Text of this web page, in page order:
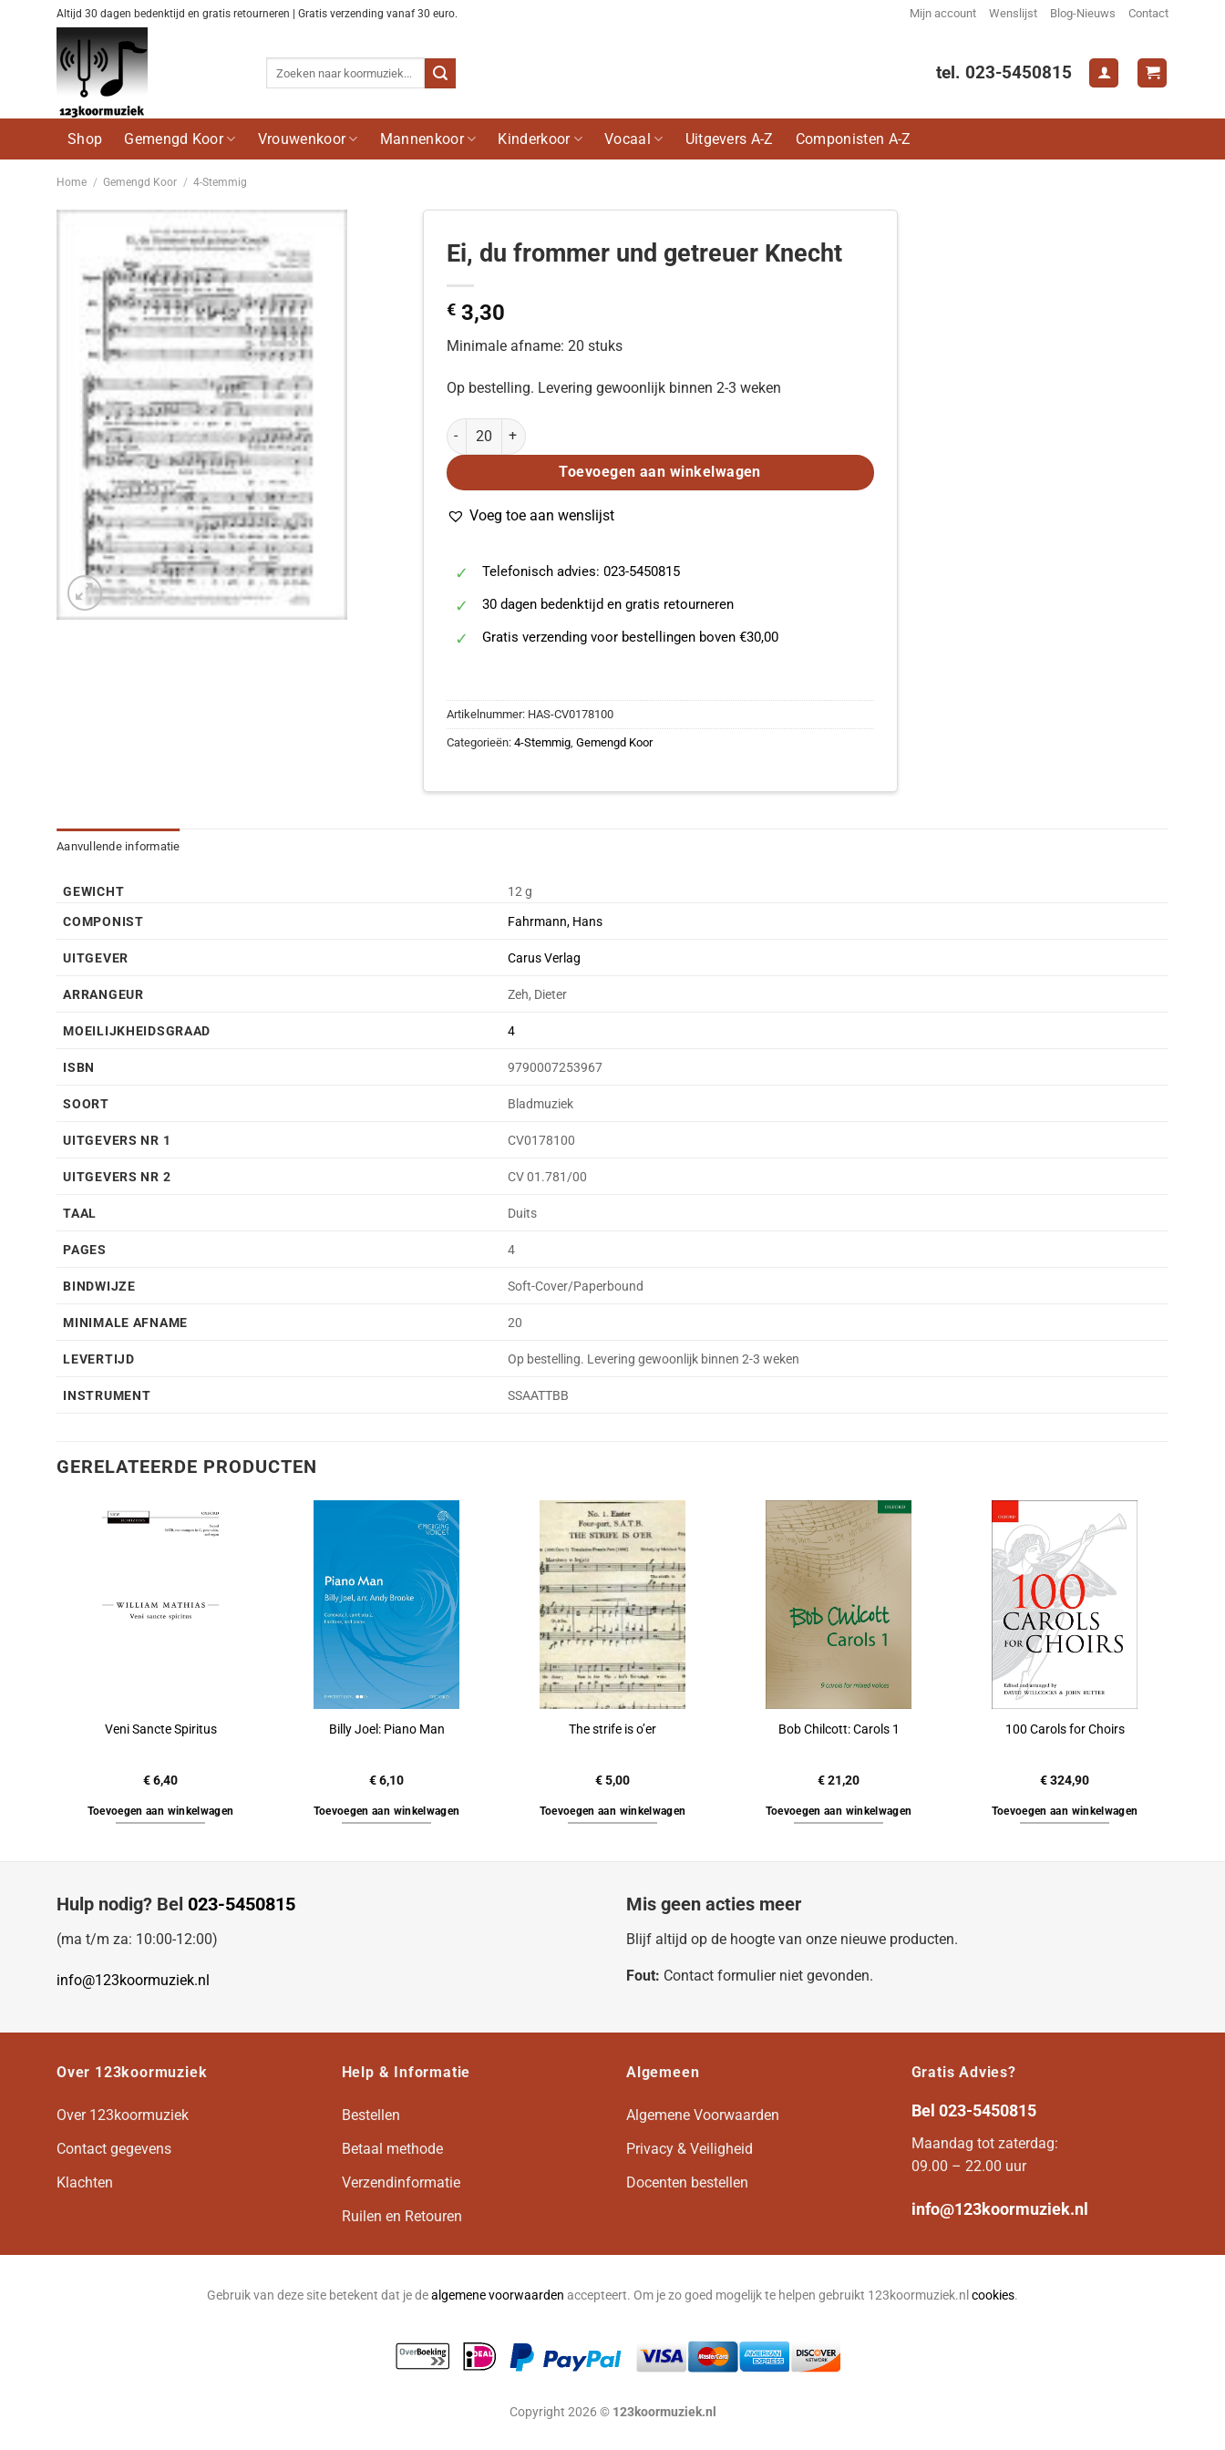
Altijd 30 dagen bedenktijd en gratis retourneren | Gratis verzending vanaf 30 euro. Mijn account Wenslijst Blog-Nieuws Contact
tel. 023-5450815
Shop Gemengd Koor Vrouwenkoor Mannenkoor Kinderkoor Vocaal Uitgevers A-Z Componisten A-Z
Home / Gemengd Koor / 4-Stemmig
Voeg
toe aan
wenslijst
Ei, du frommer und getreuer Knecht
€3,30
Minimale afname: 20 stuks
Op bestelling. Levering gewoonlijk binnen 2-3 weken
Ei, du frommer und getreuer Knecht aantal
Toevoegen aan winkelwagen
Voeg toe aan wenslijst
Telefonisch advies: 023-5450815
30 dagen bedenktijd en gratis retourneren
Gratis verzending voor bestellingen boven €30,00
Artikelnummer: HAS-CV0178100
Categorieën: 4-Stemmig, Gemengd Koor
Aanvullende informatie
GEWICHT
12 g
COMPONIST
Fahrmann, Hans
UITGEVER Carus Verlag
ARRANGEUR Zeh, Dieter
MOEILIJKHEIDSGRAAD 4
ISBN 9790007253967
SOORT Bladmuziek
UITGEVERS NR 1 CV0178100
UITGEVERS NR 2 CV 01.781/00
TAAL Duits
PAGES 4
BINDWIJZE Soft-Cover/Paperbound
MINIMALE AFNAME 20
LEVERTIJD Op bestelling. Levering gewoonlijk binnen 2-3 weken
INSTRUMENT SSAATTBB
GERELATEERDE PRODUCTEN
Veni Sancte Spiritus
€6,40
Toevoegen aan winkelwagen
Billy Joel: Piano Man
€6,10
Toevoegen aan winkelwagen
The strife is o’er
€5,00
Toevoegen aan winkelwagen
Bob Chilcott: Carols 1
€21,20
Toevoegen aan winkelwagen
100 Carols for Choirs
€324,90
Toevoegen aan winkelwagen
Hulp nodig? Bel 023-5450815
(ma t/m za: 10:00-12:00)
info@123koormuziek.nl
Mis geen acties meer
Blijf altijd op de hoogte van onze nieuwe producten.
Fout: Contact formulier niet gevonden.
Over 123koormuziek
Over 123koormuziek
Contact gegevens
Klachten
Help & Informatie
Bestellen
Betaal methode
Verzendinformatie
Ruilen en Retouren
Algemeen
Algemene Voorwaarden
Privacy & Veiligheid
Docenten bestellen
Gratis Advies?
Bel 023-5450815
Maandag tot zaterdag:
09.00 – 22.00 uur
info@123koormuziek.nl
Gebruik van deze site betekent dat je dealgemene voorwaarden accepteert. Om je zo goed mogelijk te helpen gebruikt 123koormuziek.nl cookies.
Copyright 2026 © 123koormuziek.nl